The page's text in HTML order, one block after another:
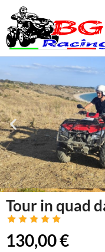
Tour in quad
130,00€